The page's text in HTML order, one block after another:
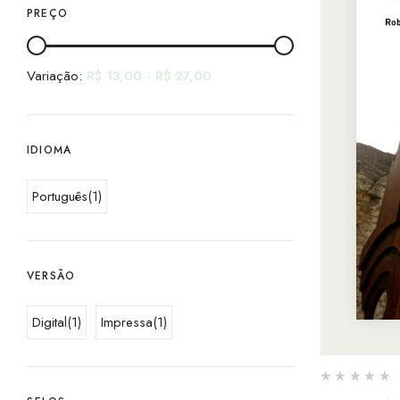
PREÇO
Variação: R$ 13,00 - R$ 27,00
IDIOMA
Português(1)
VERSÃO
Digital(1) Impressa(1)